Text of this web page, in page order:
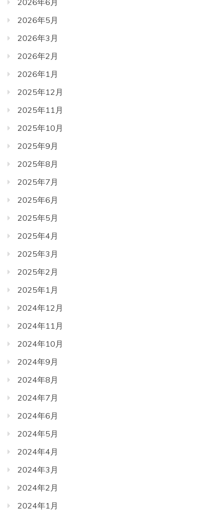
2026年6月
2026年5月
2026年3月
2026年2月
2026年1月
2025年12月
2025年11月
2025年10月
2025年9月
2025年8月
2025年7月
2025年6月
2025年5月
2025年4月
2025年3月
2025年2月
2025年1月
2024年12月
2024年11月
2024年10月
2024年9月
2024年8月
2024年7月
2024年6月
2024年5月
2024年4月
2024年3月
2024年2月
2024年1月